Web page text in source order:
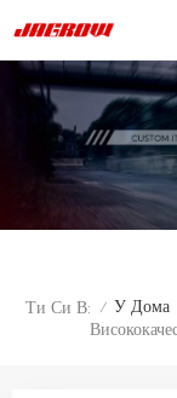
Ти Си В: / У Дома